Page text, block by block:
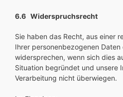
6.6 Widerspruchsrecht
Sie haben das Recht, aus einer
Ihrer personenbezogenen Daten
widersprechen, wenn sich dies
Situation begründet und unsere
Verarbeitung nicht überwiegen.